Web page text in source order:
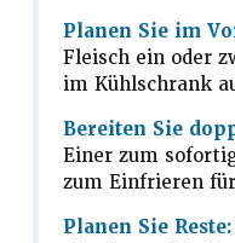
Planen Sie im
Fleisch ein oder
im Kühlschrank
Bereiten Sie
Einer zum
zum Einfrieren
Planen Sie Reste: